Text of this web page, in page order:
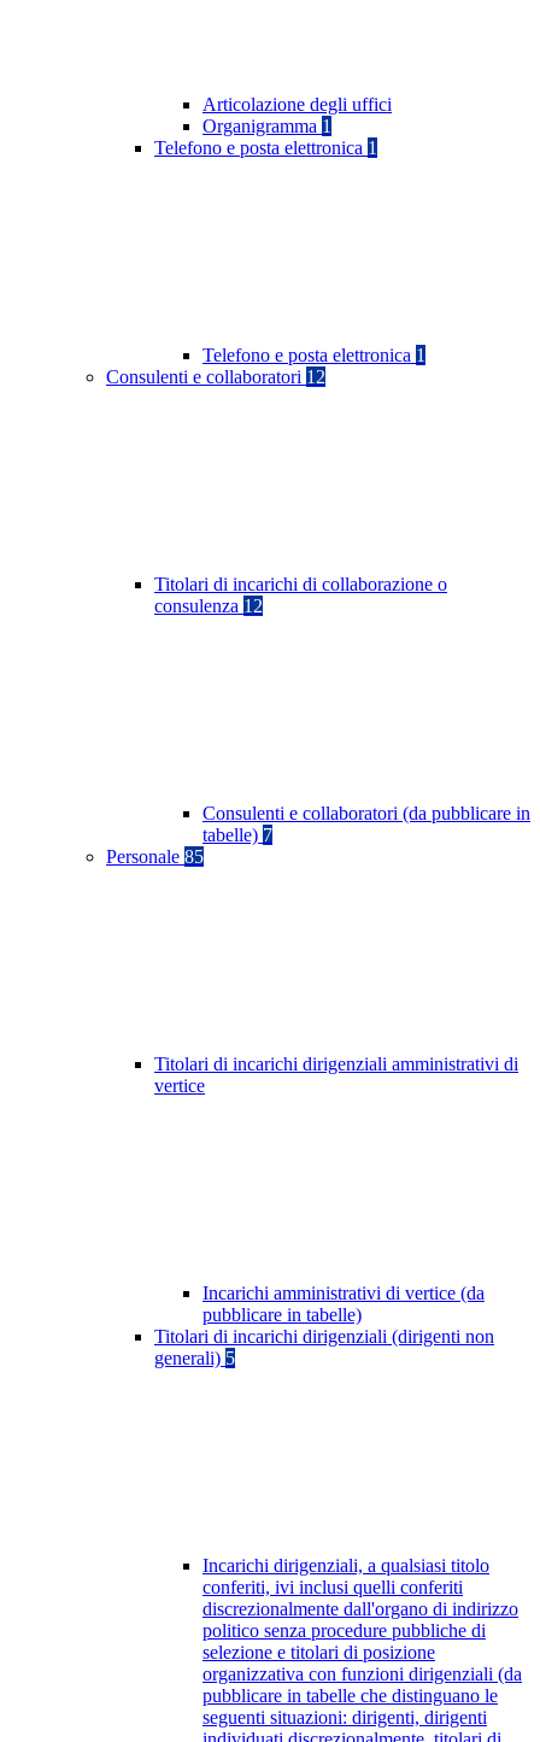
Articolazione degli uffici
Organigramma 1
Telefono e posta elettronica 1
Telefono e posta elettronica 1
Consulenti e collaboratori 12
Titolari di incarichi di collaborazione o
consulenza 12
Consulenti e collaboratori (da pubblicare in
tabelle) 7
Personale 85
Titolari di incarichi dirigenziali amministrativi di
vertice
Incarichi amministrativi di vertice (da
pubblicare in tabelle)
Titolari di incarichi dirigenziali (dirigenti non
generali) 5
Incarichi dirigenziali, a qualsiasi titolo
conferiti, ivi inclusi quelli conferiti
discrezionalmente dall'organo di indirizzo
politico senza procedure pubbliche di
selezione e titolari di posizione
organizzativa con funzioni dirigenziali (da
pubblicare in tabelle che distinguano le
seguenti situazioni: dirigenti, dirigenti